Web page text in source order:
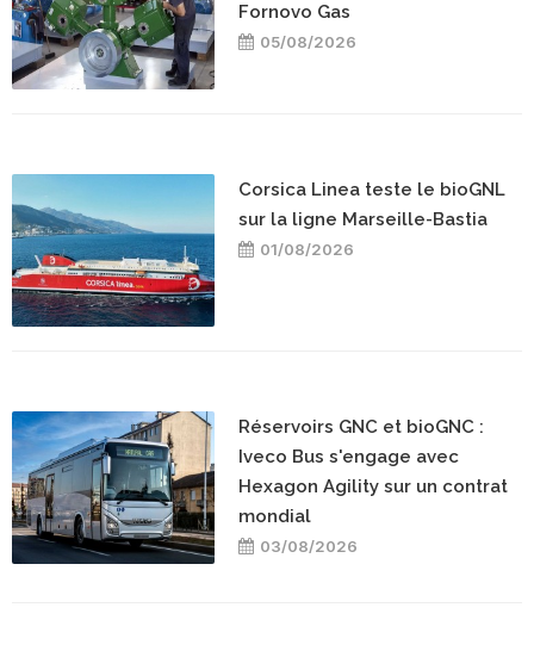
Fornovo Gas
05/08/2026
Corsica Linea teste le bioGNL
sur la ligne Marseille-Bastia
01/08/2026
Réservoirs GNC et bioGNC :
Iveco Bus s'engage avec
Hexagon Agility sur un contrat
mondial
03/08/2026